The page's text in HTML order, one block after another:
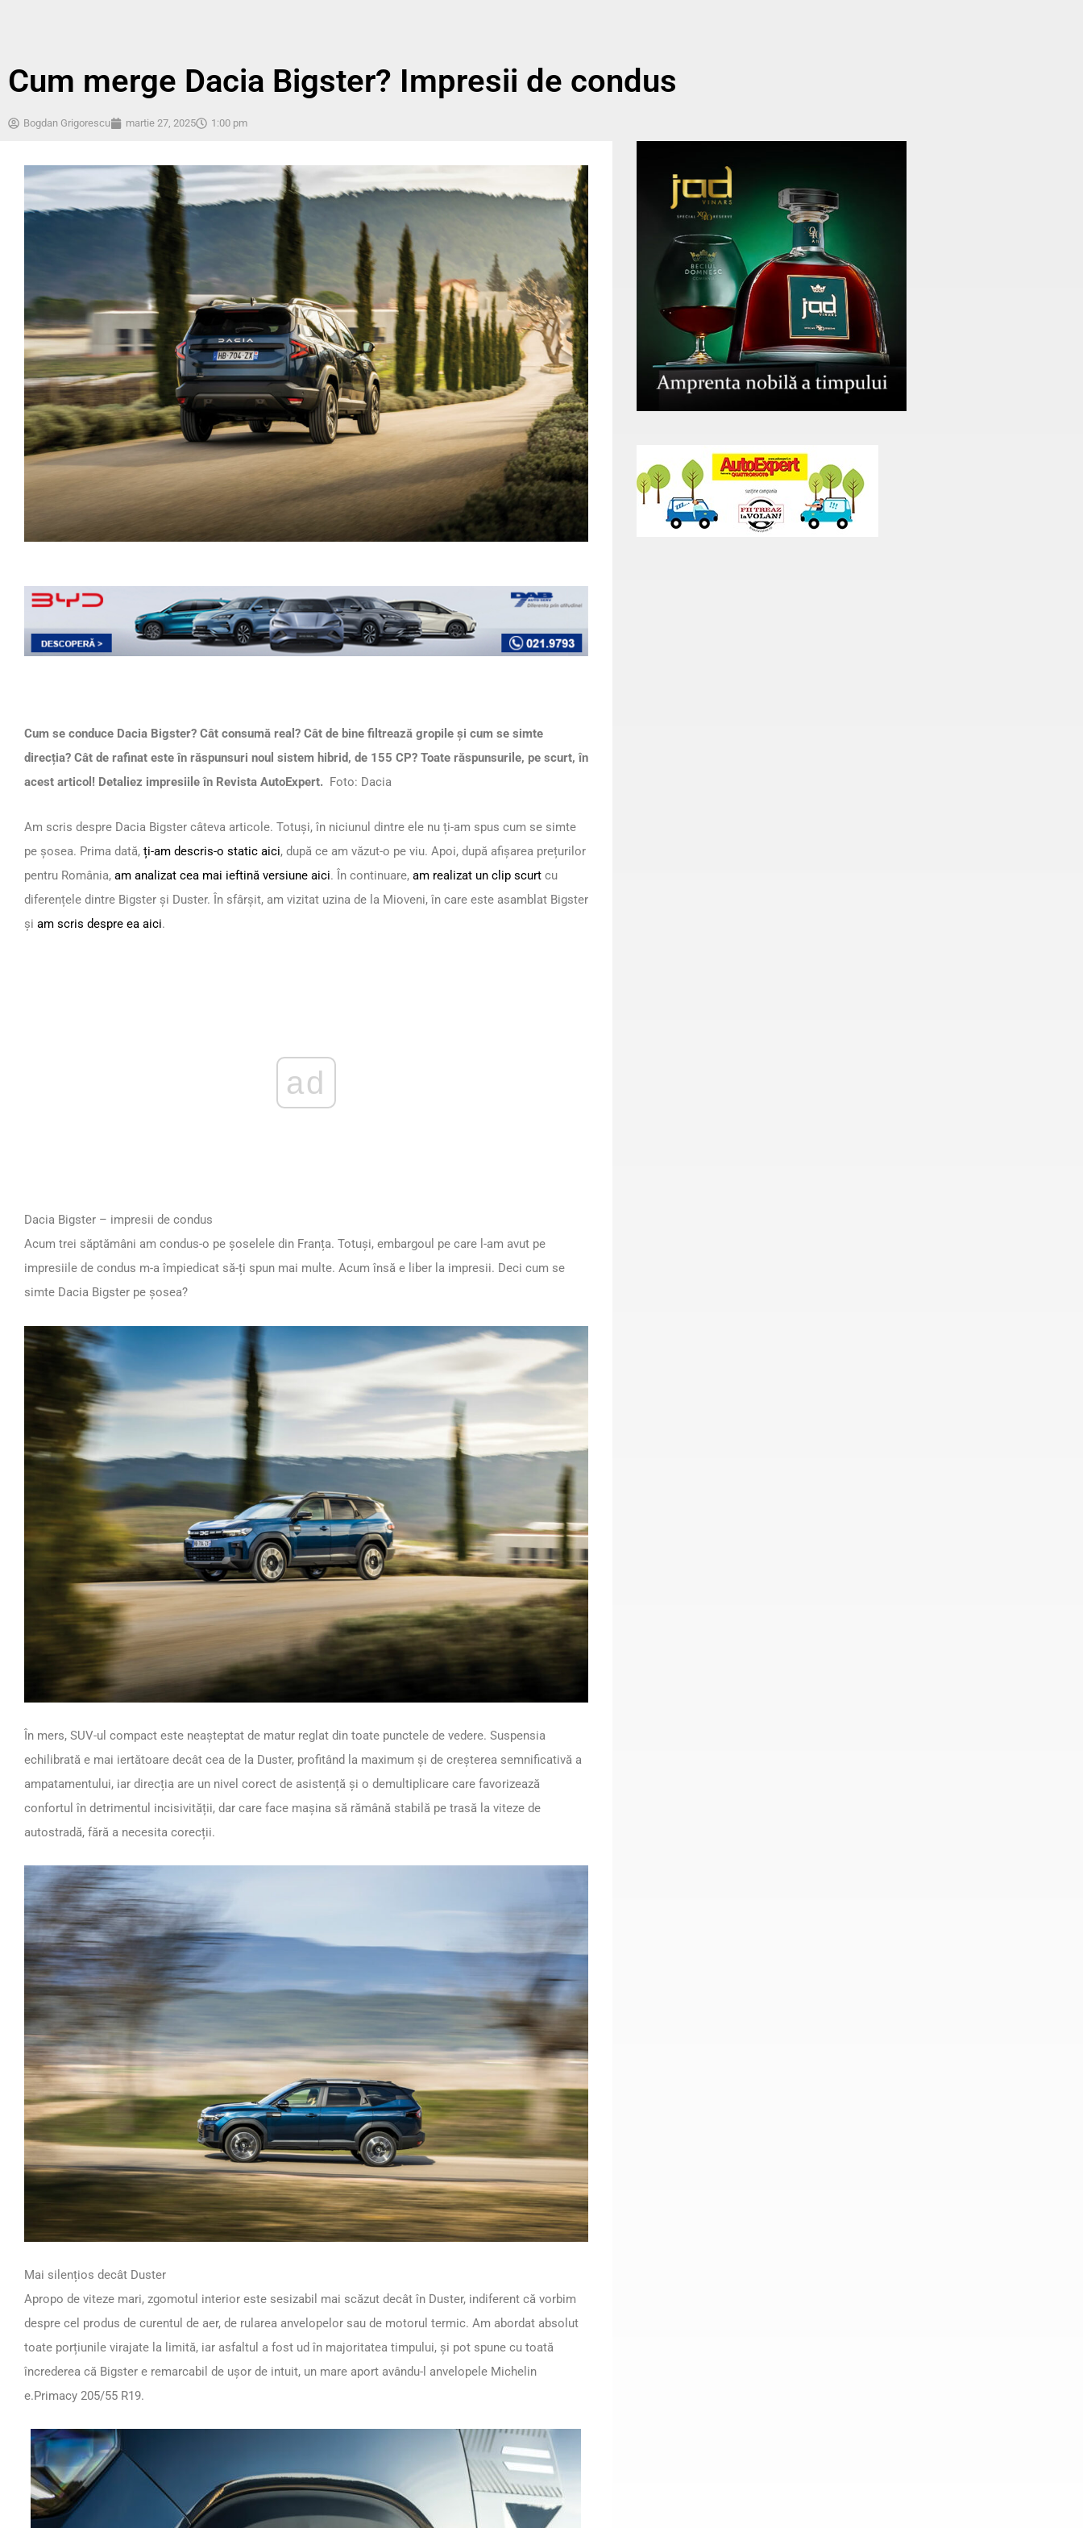
Cum merge Dacia Bigster? Impresii de condus
Bogdan Grigorescu martie 27, 2025 1:00 pm
Cum se conduce Dacia Bigster? Cât consumă real? Cât de bine filtrează gropile și cum se simte
direcția? Cât de rafinat este în răspunsuri noul sistem hibrid, de 155 CP? Toate răspunsurile, pe scurt, în
acest articol! Detaliez impresiile în Revista AutoExpert. Foto: Dacia
Am scris despre Dacia Bigster câteva articole. Totuși, în niciunul dintre ele nu ți-am spus cum se simte
pe șosea. Prima dată, ți-am descris-o static aici, după ce am văzut-o pe viu. Apoi, după afișarea prețurilor
pentru România, am analizat cea mai ieftină versiune aici. În continuare, am realizat un clip scurt cu
diferențele dintre Bigster și Duster. În sfârșit, am vizitat uzina de la Mioveni, în care este asamblat Bigster
și am scris despre ea aici.
ad
Dacia Bigster – impresii de condus
Acum trei săptămâni am condus-o pe șoselele din Franța. Totuși, embargoul pe care l-am avut pe
impresiile de condus m-a împiedicat să-ți spun mai multe. Acum însă e liber la impresii. Deci cum se
simte Dacia Bigster pe șosea?
În mers, SUV-ul compact este neașteptat de matur reglat din toate punctele de vedere. Suspensia
echilibrată e mai iertătoare decât cea de la Duster, profitând la maximum și de creșterea semnificativă a
ampatamentului, iar direcția are un nivel corect de asistență și o demultiplicare care favorizează
confortul în detrimentul incisivității, dar care face mașina să rămână stabilă pe trasă la viteze de
autostradă, fără a necesita corecții.
Mai silențios decât Duster
Apropo de viteze mari, zgomotul interior este sesizabil mai scăzut decât în Duster, indiferent că vorbim
despre cel produs de curentul de aer, de rularea anvelopelor sau de motorul termic. Am abordat absolut
toate porțiunile virajate la limită, iar asfaltul a fost ud în majoritatea timpului, și pot spune cu toată
încrederea că Bigster e remarcabil de ușor de intuit, un mare aport avându-l anvelopele Michelin
e.Primacy 205/55 R19.